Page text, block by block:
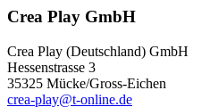
Crea Play GmbH
Crea Play (Deutschland) GmbH
Hessenstrasse 3
35325 Mücke/Gross-Eichen
crea-play@t-online.de